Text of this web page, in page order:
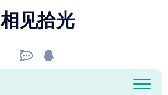
相见拾光